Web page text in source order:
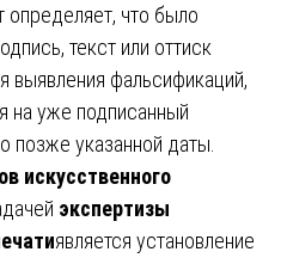
определяет, что было
текст или оттиск
выявления фальсификаций,
на уже подписанный
позже указанной даты.
искусственного
экспертизы
является установление